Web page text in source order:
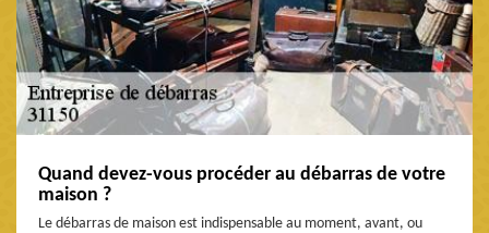
Quand devez-vous procéder au débarras de votre
maison ?
Le débarras de maison est indispensable au moment, avant, ou